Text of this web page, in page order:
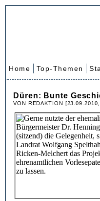
Home Top-Themen
Düren: Bunte
VON REDAKTION